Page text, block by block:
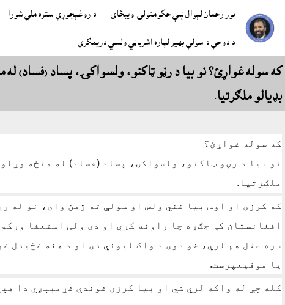
نور رحمان لېوال ښې حکومتولۍ ويبځاى د روغېجوړې ستره ملي شورا
د دوحې د سولې بهير لپاره اشرباڼي ولسي دريمګري
که سوله غواړئ؟ نو بيا د رڼو ټاکنو، ولسواکۍ، پساد (فساد)
بډيالو ملګرتيا.
که سوله غواړئ؟
نو بيا د رڼو ټاکنو، ولسواکۍ، پساد (فساد) له منځه
ملګرتيا.
که کرزى او اوس بيا غني ولس او سولې ته ژمن واى، نو له
افغانستان کې جګړه چا راونه کړي او دى ولې استعفا
سره عقل هم لري، خو دوى د واک ليوني دى او د هغه غځيدل
يا موقيعپرست.
کله چې له واکه لري شي او بيا کرزى غوندې غړمبېږي دا